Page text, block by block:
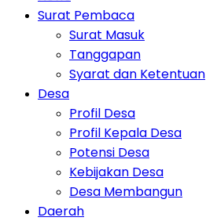
Surat Pembaca
Surat Masuk
Tanggapan
Syarat dan Ketentuan
Desa
Profil Desa
Profil Kepala Desa
Potensi Desa
Kebijakan Desa
Desa Membangun
Daerah